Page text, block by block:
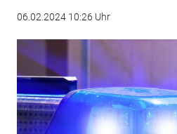
06.02.2024 10:26 Uhr